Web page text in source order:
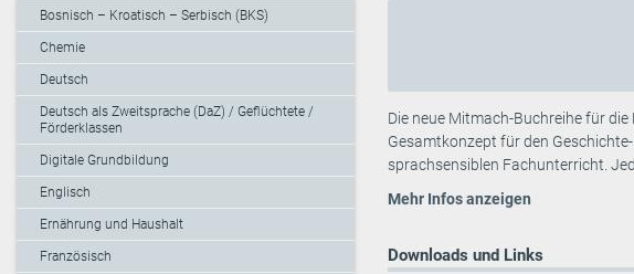
Bosnisch – Kroatisch – Serbisch (BKS)
Chemie
Deutsch
Deutsch als Zweitsprache (DaZ) / Geflüchtete /
Förderklassen
Digitale Grundbildung
Englisch
Ernährung und Haushalt
Französisch
Die neue Mitmach-Buchreihe für
Gesamtkonzept für den
sprachsensiblen Fachunterricht.
Mehr Infos anzeigen
Downloads und Links